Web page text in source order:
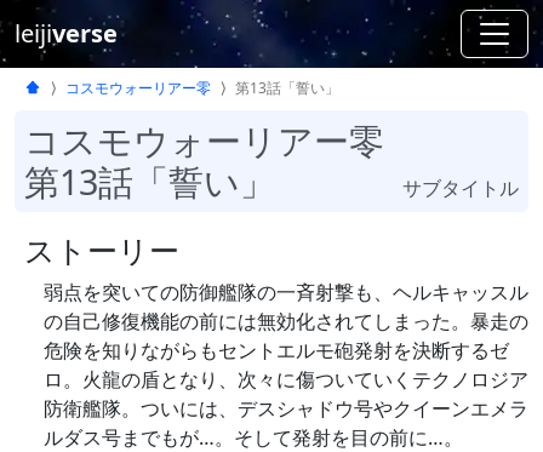
leijiverse
コスモウォーリアー零 第13話「誓い」
コスモウォーリアー零
第13話「誓い」
サブタイトル
ストーリー
弱点を突いての防御艦隊の一斉射撃も、ヘルキャッスル
の自己修復機能の前には無効化されてしまった。暴走の
危険を知りながらもセントエルモ砲発射を決断するゼ
ロ。火龍の盾となり、次々に傷ついていくテクノロジア
防衛艦隊。ついには、デスシャドウ号やクイーンエメラ
ルダス号までもが…。そして発射を目の前に…。